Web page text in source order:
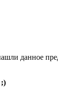
данное
;)